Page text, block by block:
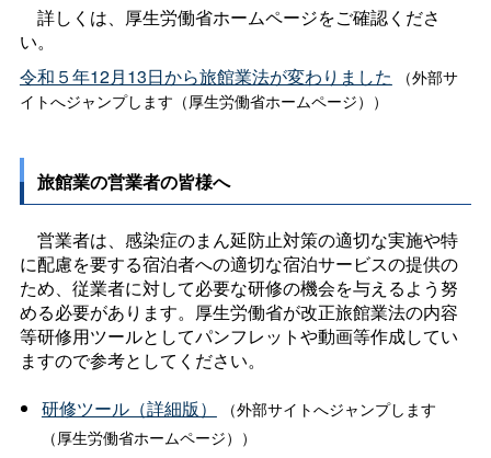
詳しくは、厚生労働省ホームページをご確認くださ
い。
令和５年12月13日から旅館業法が変わりました
（外部サ
イトへジャンプします（厚生労働省ホームページ））
旅館業の営業者の皆様へ
営業者は、感染症のまん延防止対策の適切な実施や特
に配慮を要する宿泊者への適切な宿泊サービスの提供の
ため、従業者に対して必要な研修の機会を与えるよう努
める必要があります。厚生労働省が改正旅館業法の内容
等研修用ツールとしてパンフレットや動画等作成してい
ますので参考としてください。
研修ツール（詳細版）
（外部サイトへジャンプします
（厚生労働省ホームページ））